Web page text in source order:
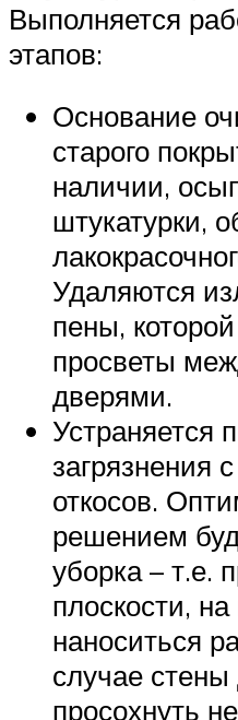
Выполняется
этапов:
Основание
старого
наличии,
штукатурки,
Удаляются
пены,
просветы
дверями.
Устраняется
загрязнения
откосов.
решением
уборка – т.е.
плоскости,
наноситься
случае
просохнуть